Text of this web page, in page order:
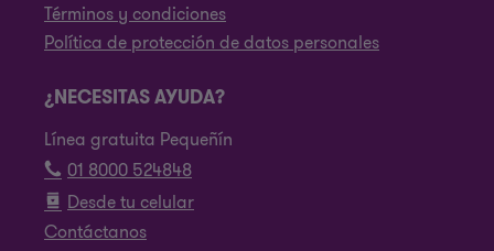
Términos y condiciones
Política de protección de datos personales
¿NECESITAS AYUDA?
Línea gratuita Pequeñín
01 8000 524848
Desde tu celular
Contáctanos